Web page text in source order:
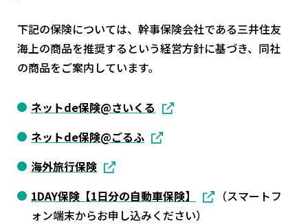
下記の保険については、幹事保険会社である三井住友
海上の商品を推奨するという経営方針に基づき、同社
の商品をご案内しています。
ネットde保険@さいくる
ネットde保険@ごるふ
海外旅行保険
1DAY保険【1日分の自動車保険】
（スマートフ
ォン端末からお申し込みください）